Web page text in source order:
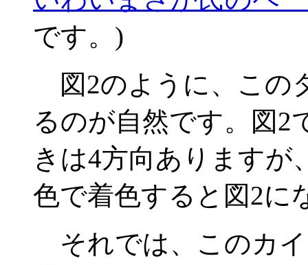
です。)
図2のように、この
るのが自然です。図2
きは4方向ありますが
色で着色すると図2に
それでは、このカ